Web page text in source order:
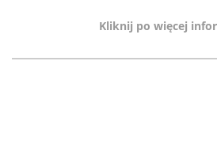
Kliknij po więcej